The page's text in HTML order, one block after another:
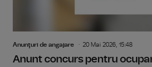
Anunţuri de angajare 20 Mai 2026, 15:48
Anunt concurs pentru